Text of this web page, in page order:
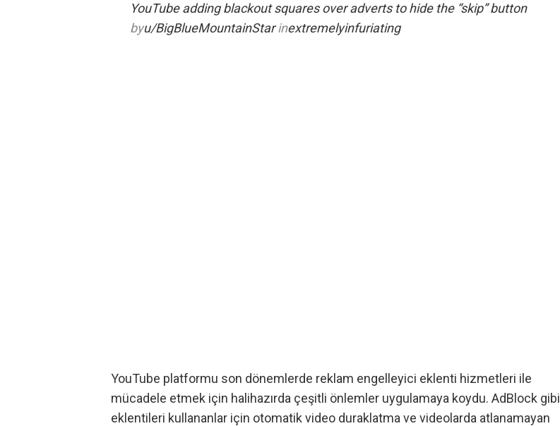
YouTube adding blackout squares over adverts to hide the “skip” button
byu/BigBlueMountainStarinextremelyinfuriating
YouTube platformu son dönemlerde reklam engelleyici eklenti hizmetleri ile
mücadele etmek için halihazırda çeşitli önlemler uygulamaya koydu. AdBlock gibi
eklentileri kullananlar için otomatik video duraklatma ve videolarda atlanamayan